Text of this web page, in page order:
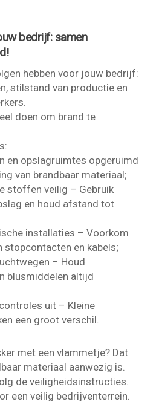
bedrijf: samen
hebben voor jouw bedrijf:
stilstand van productie en
doen om brand te
en opslagruimtes opgeruimd
van brandbaar materiaal;
stoffen veilig – Gebruik
en houd afstand tot
installaties – Voorkom
stopcontacten en kabels;
– Houd
blusmiddelen altijd
uit – Kleine
een groot verschil.
met een vlammetje? Dat
materiaal aanwezig is.
de veiligheidsinstructies.
een veilig bedrijventerrein.